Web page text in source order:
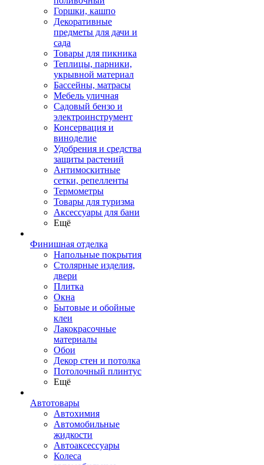
Горшки, кашпо
Декоративные
предметы для дачи и
сада
Товары для пикника
Теплицы, парники,
укрывной материал
Бассейны, матрасы
Мебель уличная
Садовый бензо и
электроинструмент
Консервация и
виноделие
Удобрения и средства
защиты растений
Антимоскитные
сетки, репелленты
Термометры
Товары для туризма
Аксессуары для бани
Ещё
Финишная отделка
Напольные покрытия
Столярные изделия,
двери
Плитка
Окна
Бытовые и обойные
клеи
Лакокрасочные
материалы
Обои
Декор стен и потолка
Потолочный плинтус
Ещё
Автотовары
Автохимия
Автомобильные
жидкости
Автоаксессуары
Колеса